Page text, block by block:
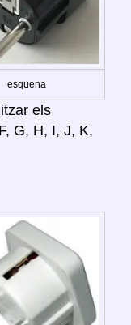
esquena
els
G, H, I, J, K,